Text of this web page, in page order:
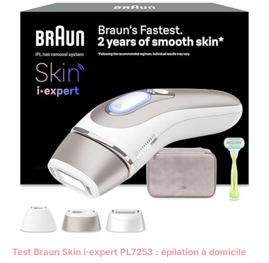
Test Braun Skin i·expert PL7253 : épilation à domicile